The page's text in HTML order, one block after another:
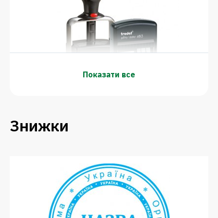
бажанням підвищити рівень
оптимізуючи документообіг у
компанії.Датер із вільним полем
це інструмент, який позбавляє
необхідності проставляння дат на
численних однотипних документах.
Показати все
Знижки